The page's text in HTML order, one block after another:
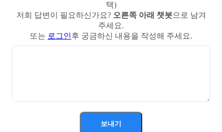
택)
저희 답변이 필요하신가요? 오른쪽 아래 챗봇으로 남겨
주세요.
또는 로그인후 궁금하신 내용을 작성해 주세요.
보내기